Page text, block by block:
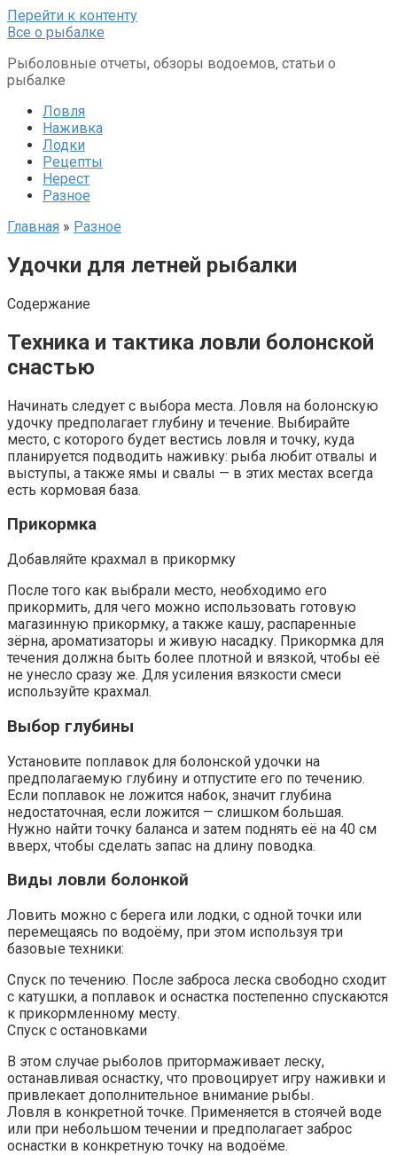
Перейти к контенту
Все о рыбалке
Рыболовные отчеты, обзоры водоемов, статьи о
рыбалке
Ловля
Наживка
Лодки
Рецепты
Нерест
Разное
Главная » Разное
Удочки для летней рыбалки
Содержание
Техника и тактика ловли болонской
снастью
Начинать следует с выбора места. Ловля на болонскую
удочку предполагает глубину и течение. Выбирайте
место, с которого будет вестись ловля и точку, куда
планируется подводить наживку: рыба любит отвалы и
выступы, а также ямы и свалы — в этих местах всегда
есть кормовая база.
Прикормка
Добавляйте крахмал в прикормку
После того как выбрали место, необходимо его
прикормить, для чего можно использовать готовую
магазинную прикормку, а также кашу, распаренные
зёрна, ароматизаторы и живую насадку. Прикормка для
течения должна быть более плотной и вязкой, чтобы её
не унесло сразу же. Для усиления вязкости смеси
используйте крахмал.
Выбор глубины
Установите поплавок для болонской удочки на
предполагаемую глубину и отпустите его по течению.
Если поплавок не ложится набок, значит глубина
недостаточная, если ложится — слишком большая.
Нужно найти точку баланса и затем поднять её на 40 см
вверх, чтобы сделать запас на длину поводка.
Виды ловли болонкой
Ловить можно с берега или лодки, с одной точки или
перемещаясь по водоёму, при этом используя три
базовые техники:
Спуск по течению. После заброса леска свободно сходит
с катушки, а поплавок и оснастка постепенно спускаются
к прикормленному месту.
Спуск с остановками
В этом случае рыболов притормаживает леску,
останавливая оснастку, что провоцирует игру наживки и
привлекает дополнительное внимание рыбы.
Ловля в конкретной точке. Применяется в стоячей воде
или при небольшом течении и предполагает заброс
оснастки в конкретную точку на водоёме.